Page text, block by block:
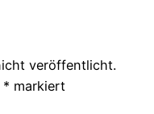
veröffentlicht.
* markiert